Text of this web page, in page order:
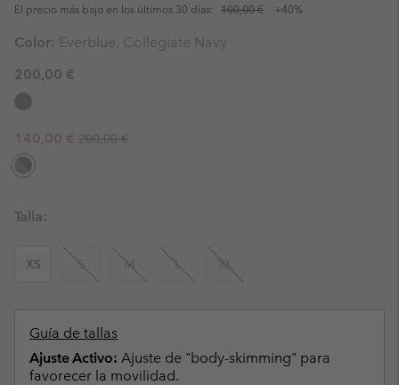
El precio más bajo en los últimos 30 días: 100,00 € +40%
Color: Everblue, Collegiate Navy
200,00 €
Sale price:
140,00 € Regular price:
200,00 €
Talla:
XS S M L XL
Guía de tallas
Ajuste Activo: Ajuste de "body-skimming" para
favorecer la movilidad.